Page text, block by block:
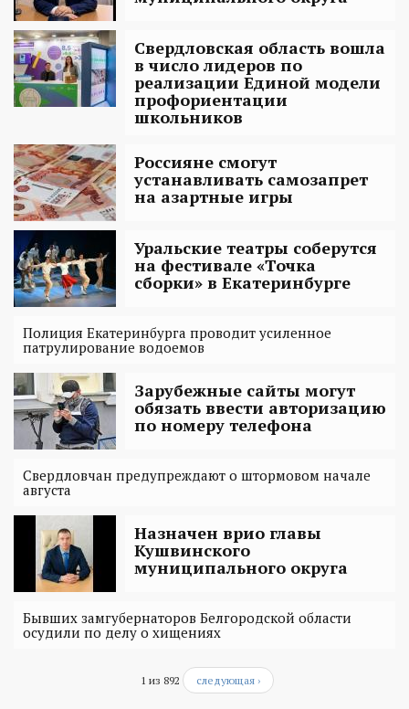
Свердловская область вошла
в число лидеров по
реализации Единой модели
профориентации
школьников
Россияне смогут
устанавливать самозапрет
на азартные игры
Уральские театры соберутся
на фестивале «Точка
сборки» в Екатеринбурге
Полиция Екатеринбурга проводит усиленное
патрулирование водоемов
Зарубежные сайты могут
обязать ввести авторизацию
по номеру телефона
Свердловчан предупреждают о штормовом начале
августа
Назначен врио главы
Кушвинского
муниципального округа
Бывших замгубернаторов Белгородской области
осудили по делу о хищениях
1 из 892 следующая ›